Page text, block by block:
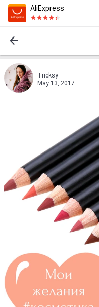
AliExpress
Tricksy
May 13, 2017